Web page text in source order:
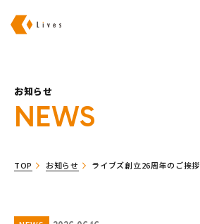
お知らせ
NEWS
TOP お知らせ ライブズ創立26周年のご挨拶